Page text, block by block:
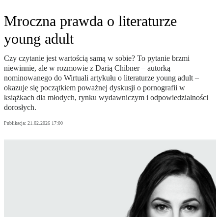
Mroczna prawda o literaturze
young adult
Czy czytanie jest wartością samą w sobie? To pytanie brzmi
niewinnie, ale w rozmowie z Darią Chibner – autorką
nominowanego do Wirtuali artykułu o literaturze young adult –
okazuje się początkiem poważnej dyskusji o pornografii w
książkach dla młodych, rynku wydawniczym i odpowiedzialności
dorosłych.
Publikacja: 21.02.2026 17:00